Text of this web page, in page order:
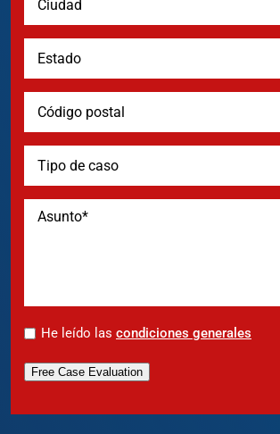
* He leído las condiciones generales
Free Case Evaluation